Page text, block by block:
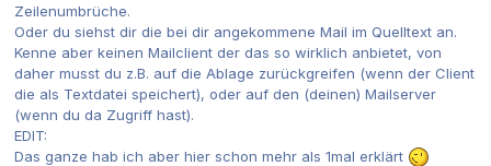
Zeilenumbrüche.
Oder du siehst dir die bei dir angekommene Mail im Quelltext an.
Kenne aber keinen Mailclient der das so wirklich anbietet, von
daher musst du z.B. auf die Ablage zurückgreifen (wenn der Client
die als Textdatei speichert), oder auf den (deinen) Mailserver
(wenn du da Zugriff hast).
EDIT:
Das ganze hab ich aber hier schon mehr als 1mal erklärt